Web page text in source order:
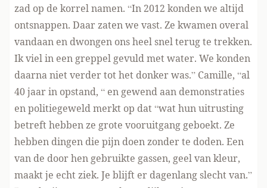
zad op de korrel namen. “In 2012 konden we altijd
ontsnappen. Daar zaten we vast. Ze kwamen overal
vandaan en dwongen ons heel snel terug te trekken.
Ik viel in een greppel gevuld met water. We konden
daarna niet verder tot het donker was.” Camille, “al
40 jaar in opstand, “ en gewend aan demonstraties
en politiegeweld merkt op dat “wat hun uitrusting
betreft hebben ze grote vooruitgang geboekt. Ze
hebben dingen die pijn doen zonder te doden. Een
van de door hen gebruikte gassen, geel van kleur,
maakt je echt ziek. Je blijft er dagenlang slecht van.”